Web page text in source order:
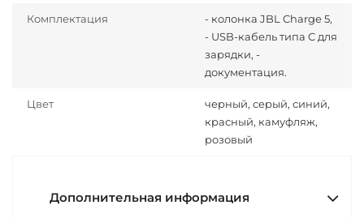
Комплектация
- колонка JBL Charge 5,
- USB-кабель типа C для
зарядки, -
документация.
Цвет
черный, серый, синий,
красный, камуфляж,
розовый
Дополнительная информация